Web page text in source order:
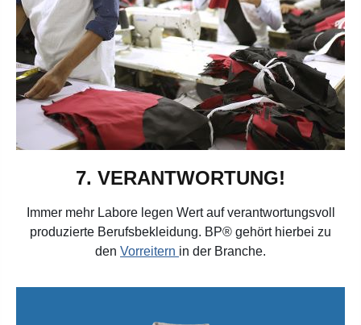
7. VERANTWORTUNG!
Immer mehr Labore legen Wert auf verantwortungsvoll
produzierte Berufsbekleidung. BP® gehört hierbei zu
den Vorreitern in der Branche.